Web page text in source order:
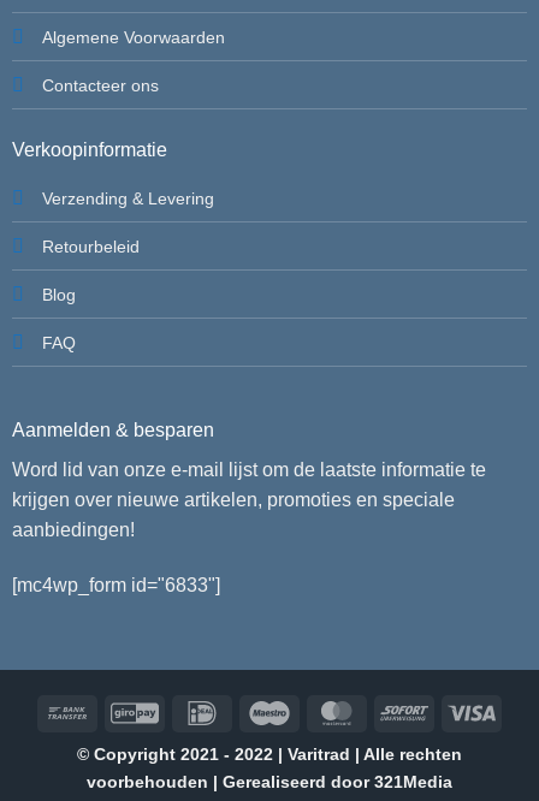
Algemene Voorwaarden
Contacteer ons
Verkoopinformatie
Verzending & Levering
Retourbeleid
Blog
FAQ
Aanmelden & besparen
Word lid van onze e-mail lijst om de laatste informatie te
krijgen over nieuwe artikelen, promoties en speciale
aanbiedingen!
[mc4wp_form id="6833"]
Bank
GiroPay IDeal Maestro MasterCardSofort
© Copyright 2021 - 2022 | Varitrad | Alle rechten
voorbehouden | Gerealiseerd door321Media